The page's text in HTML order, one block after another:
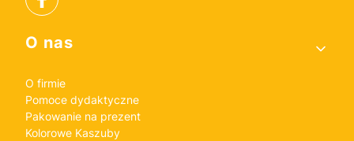
Linki w stopce
O nas
O firmie
Pomoce dydaktyczne
Pakowanie na prezent
Kolorowe Kaszuby